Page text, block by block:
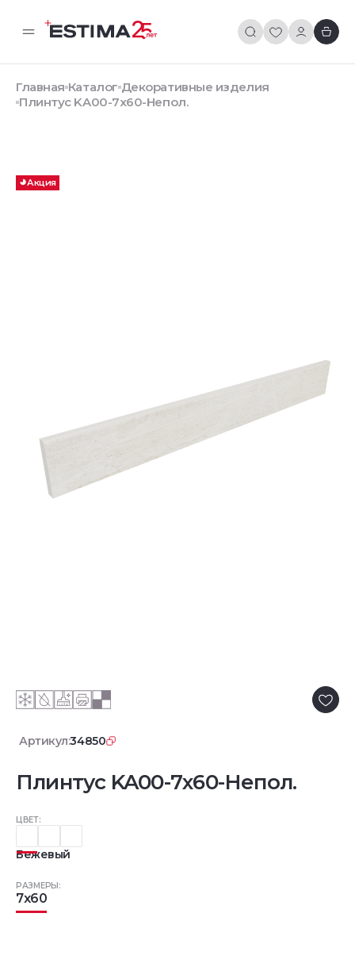
Главная Каталог Декоративные изделия
Плинтус KA00-7x60-Непол.
Акция
Артикул:34850
Плинтус KA00-7x60-Непол.
ЦВЕТ:
Бежевый
РАЗМЕРЫ:
7x60